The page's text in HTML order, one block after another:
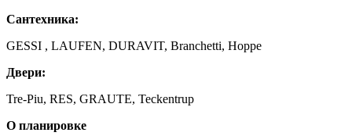
Сантехника:
GESSI , LAUFEN, DURAVIT, Branchetti, Hoppe
Двери:
Tre-Piu, RES, GRAUTE, Teckentrup
О планировке